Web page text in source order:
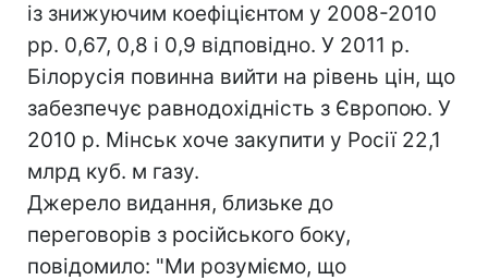
із знижуючим коефіцієнтом у 2008-2010
рр. 0,67, 0,8 і 0,9 відповідно. У 2011 р.
Білорусія повинна вийти на рівень цін, що
забезпечує равнодохідність з Європою. У
2010 р. Мінськ хоче закупити у Росії 22,1
млрд куб. м газу.
Джерело видання, близьке до
переговорів з російського боку,
повідомило: "Ми розуміємо, що